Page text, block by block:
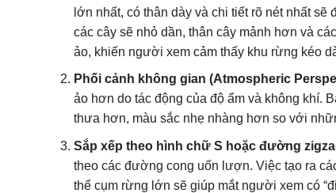
lớn nhất, có thân dày và chi tiết rõ nét nhất
các cây sẽ nhỏ dần, thân cây mảnh hơn và
ảo, khiến người xem cảm thấy khu rừng kéo
Phối cảnh không gian (Atmospheric
ảo hơn do tác động của độ ẩm và không khí.
thưa hơn, màu sắc nhẹ nhàng hơn so với
Sắp xếp theo hình chữ S hoặc đường
theo các đường cong uốn lượn. Việc tạo ra
thể cụm rừng lớn sẽ giúp mắt người xem có